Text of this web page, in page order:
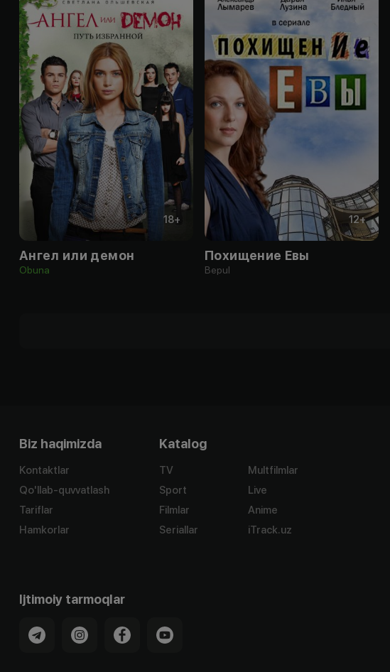
18+
Ангел или демон
Obuna
12+
Похищение Евы
Bepul
Biz haqimizda
Kontaktlar
Qo'llab-quvvatlash
Tariflar
Hamkorlar
Katalog
TV
Sport
Filmlar
Seriallar
Multfilmlar
Live
Anime
iTrack.uz
Ijtimoiy tarmoqlar